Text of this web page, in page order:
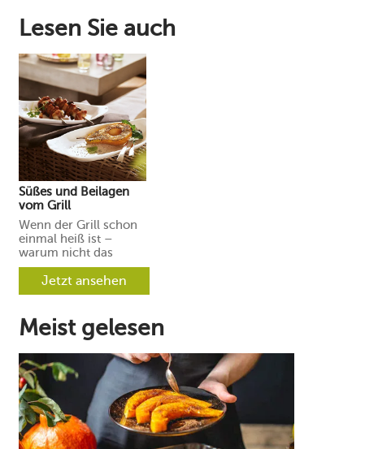
Lesen Sie auch
Süßes und Beilagen
vom Grill
Wenn der Grill schon
einmal heiß ist –
warum nicht das
gesamte Menü darauf
zubereiten? Wir
zeigen, welche
Sie einfach mitgrillen
können.
Jetzt ansehen
Meist gelesen